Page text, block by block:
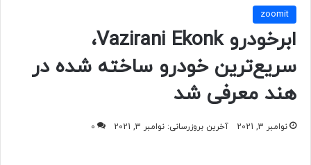
zoomit
ابرخودرو Vazirani Ekonk،
سریع‌ترین خودرو ساخته شده در
هند معرفی شد
نوامبر 3, 2021 آخرین بروزرسانی: نوامبر 3, 2021 0